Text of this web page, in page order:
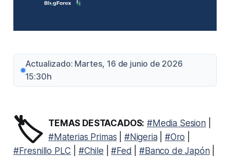
Actualizado: Martes, 16 de junio de 2026
15:30h
🏷️ TEMAS DESTACADOS: #Media Sesion|
#Materias Primas
#Nigeria| #Oro
#Fresnillo PLC
#Chile |#Fed |#Banco de Japón|